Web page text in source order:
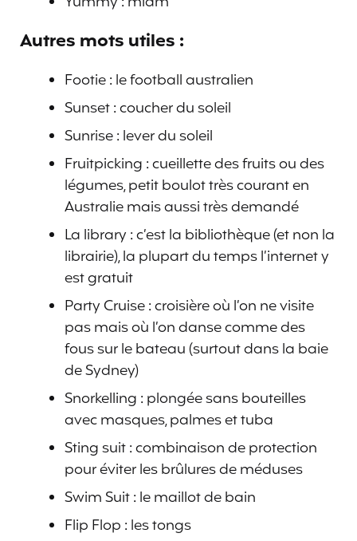
Autres mots utiles :
Footie : le football australien
Sunset : coucher du soleil
Sunrise : lever du soleil
Fruitpicking : cueillette des fruits ou des
légumes, petit boulot très courant en
Australie mais aussi très demandé
La library : c’est la bibliothèque (et non la
librairie), la plupart du temps l’internet y
est gratuit
Party Cruise : croisière où l’on ne visite
pas mais où l’on danse comme des
fous sur le bateau (surtout dans la baie
de Sydney)
Snorkelling : plongée sans bouteilles
avec masques, palmes et tuba
Sting suit : combinaison de protection
pour éviter les brûlures de méduses
Swim Suit : le maillot de bain
Flip Flop : les tongs